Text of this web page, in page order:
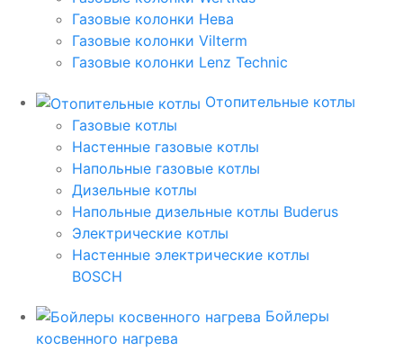
Газовые колонки Нева
Газовые колонки Vilterm
Газовые колонки Lenz Technic
Отопительные котлы
Газовые котлы
Настенные газовые котлы
Напольные газовые котлы
Дизельные котлы
Напольные дизельные котлы Buderus
Электрические котлы
Настенные электрические котлы
BOSCH
Бойлеры
косвенного нагрева